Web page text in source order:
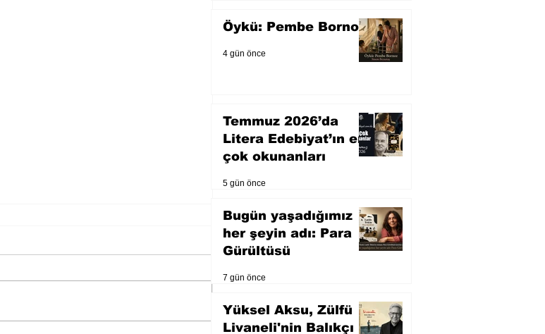
Öykü: Pembe Bornoz
4 gün önce
Temmuz 2026’da
Litera Edebiyat’ın en
çok okunanları
5 gün önce
Bugün yaşadığımız
her şeyin adı: Para
Gürültüsü
7 gün önce
Yüksel Aksu, Zülfü
Livaneli'nin Balıkçı